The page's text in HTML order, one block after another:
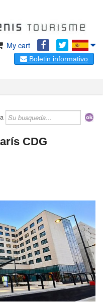
My cart
Boletin informativo
CDG